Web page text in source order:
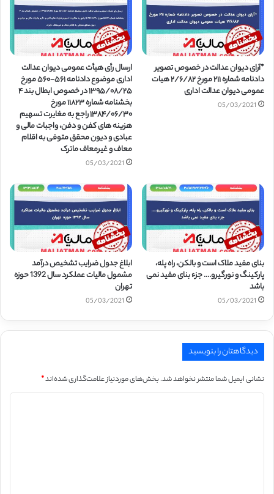
*آرای دیوان عدالت در خصوص تصویر
دادنامه شماره ۲۱۱ مورخ ۲/۶/۸۲ هیات
عمومی دیوان عدالت اداری
05/03/2021
ارسال رأی هیأت عمومی دیوان عدالت
اداری موضوع دادنامه ۵۶۱-۵۶۰ مورخ
۱۳۹۵/۰۸/۲۵ در خصوص ابطال بند ۴
بخشنامه شماره ۱۱۸۲۳ مورخ
۱۳۸۴/۰۶/۳۰ راجع به مغایرت تسهیم
هزینه های کفن و دفن، واجبات مالی و
عبادی و دیون محقق متوفی به اقلام
معاف و غیرمعاف ماترک
05/03/2021
بنای مفید ملاک است و بالکن، راه پله،
پارکینگ و نورگیرو…. جزء بنای مفید نمی
باشد
05/03/2021
ابلاغ جدول ضرایب تشخیص درآمد
مشمول مالیات عملکرد سال 1392 حوزه
تهران
05/03/2021
دیدگاهتان را بنویسید
نشانی ایمیل شما منتشر نخواهد شد.بخش‌های موردنیاز علامت‌گذاری شده‌اند*